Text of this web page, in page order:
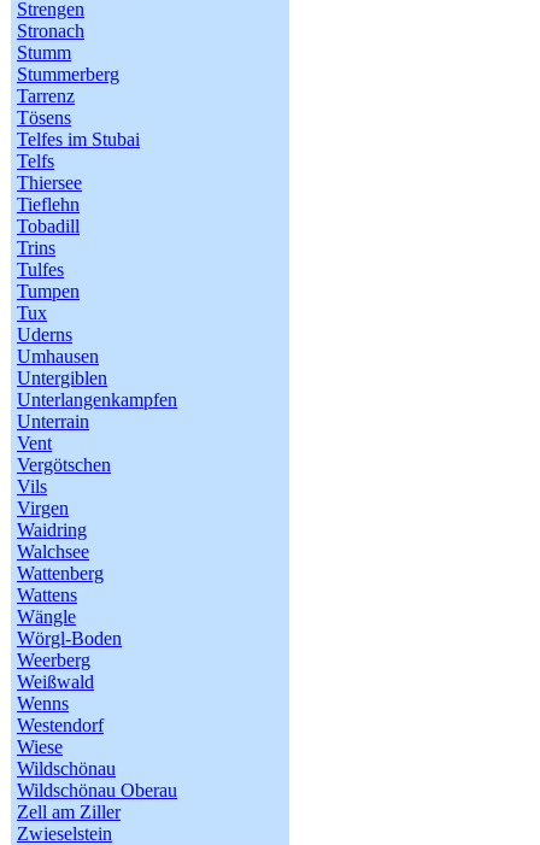
Strengen
Stronach
Stumm
Stummerberg
Tarrenz
Tösens
Telfes im Stubai
Telfs
Thiersee
Tieflehn
Tobadill
Trins
Tulfes
Tumpen
Tux
Uderns
Umhausen
Untergiblen
Unterlangenkampfen
Unterrain
Vent
Vergötschen
Vils
Virgen
Waidring
Walchsee
Wattenberg
Wattens
Wängle
Wörgl-Boden
Weerberg
Weißwald
Wenns
Westendorf
Wiese
Wildschönau
Wildschönau Oberau
Zell am Ziller
Zwieselstein